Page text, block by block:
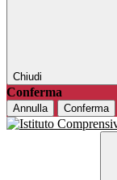
Chiudi
Conferma
Annulla Conferma